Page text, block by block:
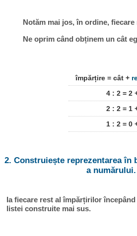
Notăm mai jos, în ordine,
Ne oprim când obținem un cât
împărțire = cât +
4 : 2 = 2
2 : 2 = 1
1 : 2 = 0
2. Construiește reprezentarea în
a numărului.
Ia fiecare rest al împărțirilor
listei construite mai sus.